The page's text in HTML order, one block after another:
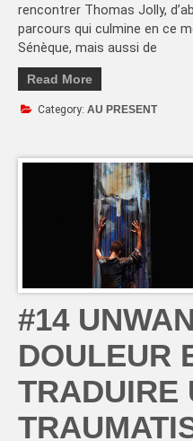
rencontrer Thomas Jolly,
parcours qui culmine en ce
Sénèque, mais aussi de
Read More
Category: AU PRESENT
#14
DOULEUR
TRADUIRE